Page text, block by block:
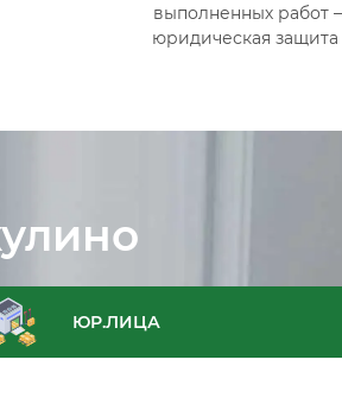
выполненных работ
юридическая защита
ЮР.ЛИЦА